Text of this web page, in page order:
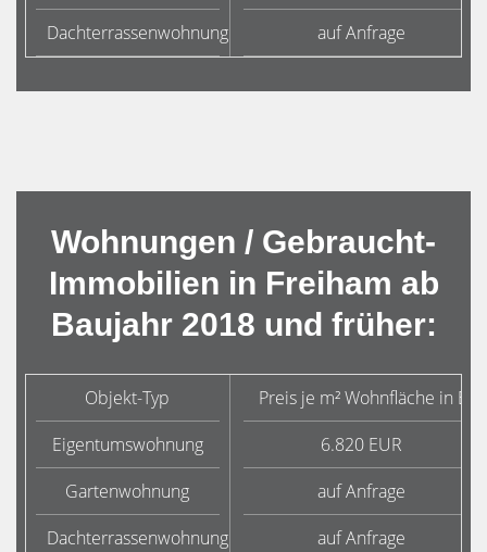
Dachterrassenwohnung
auf Anfrage
Wohnungen / Gebraucht-
Immobilien in Freiham ab
Baujahr 2018 und früher:
Objekt-Typ
Preis je m² Wohnfläche in
Eigentumswohnung
6.820 EUR
Gartenwohnung
auf Anfrage
Dachterrassenwohnung
auf Anfrage